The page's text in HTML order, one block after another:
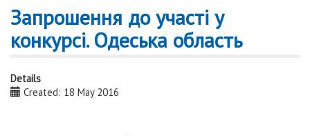
Запрошення до участі у
конкурсі. Одеська область
Details
Created: 18 May 2016